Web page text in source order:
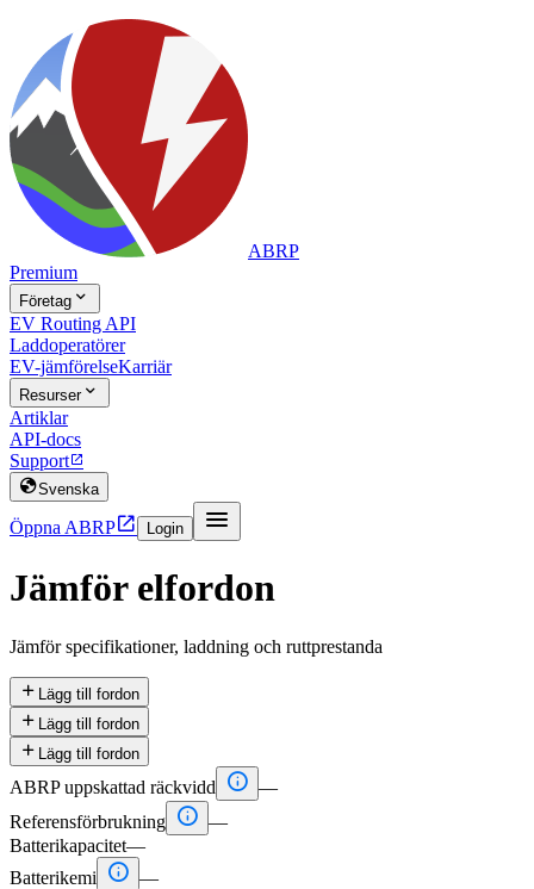
ABRP
Premium
Företag 
EV Routing API
Laddoperatörer
EV-jämförelseKarriär
Resurser
Artiklar
API-docs
Support
Svenska
Öppna ABRP Login 
Jämför elfordon
Jämför specifikationer, laddning och ruttprestanda
 Lägg till fordon
 Lägg till fordon
 Lägg till fordon
ABRP uppskattad räckvidd  —
Referensförbrukning  —
Batterikapacitet—
Batterikemi
 —